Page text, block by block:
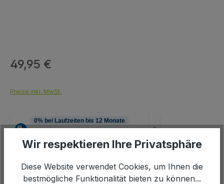
Regulärer Preis:
49,95 €
Preise inkl. MwSt.
Produkt Anzahl: Gib denIn den Warenkorb
Wir respektieren Ihre Privatsphäre
Diese Website verwendet Cookies, um Ihnen die
bestmögliche Funktionalität bieten zu können...